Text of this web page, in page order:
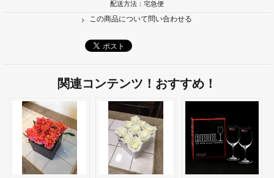
配送方法：宅急便
この商品について問い合わせる
関連コンテンツ！おすすめ！